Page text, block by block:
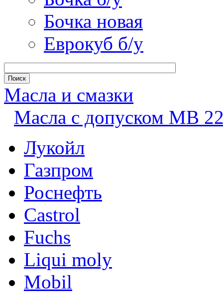
Бочка новая
Еврокуб б/у
Масла и смазки
Масла с допуском MB
Лукойл
Газпром
Роснефть
Castrol
Fuchs
Liqui moly
Mobil